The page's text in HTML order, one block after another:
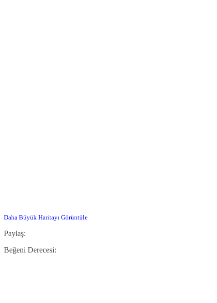
Daha Büyük Haritayı Görüntüle
Paylaş:
Beğeni Derecesi: